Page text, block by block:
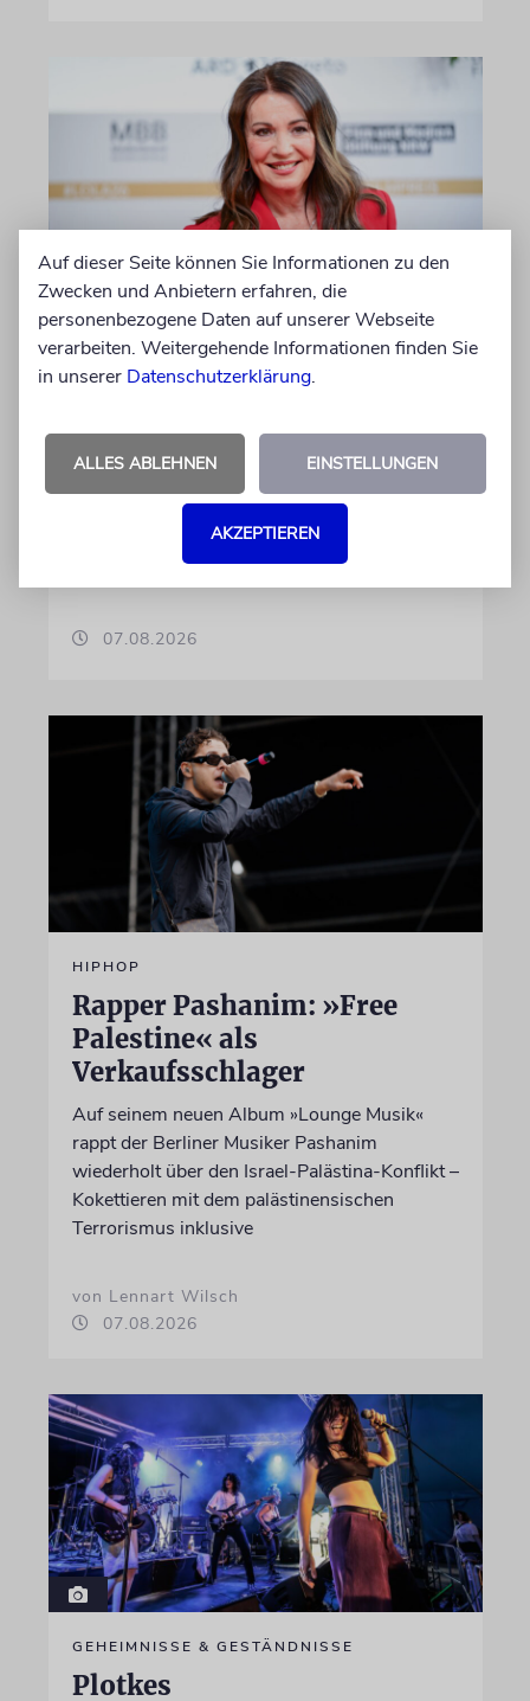
BERLIN
Einsatz gegen Judenhass:
Iris Berben erhält Deutschen
Die Schauspielerin steht nicht nur vor der
Kamera, sondern engagiert sich auch
ehrenamtlich. Der Deutsche Kulturrat würdigt
diese Leistung mit einem Preis. Igor Levit ist
07.08.2026
HIPHOP
Rapper Pashanim: »Free
Palestine« als
Verkaufsschlager
Auf seinem neuen Album »Lounge Musik«
rappt der Berliner Musiker Pashanim
wiederholt über den Israel-Palästina-Konflikt –
Kokettieren mit dem palästinensischen
Terrorismus inklusive
von Lennart Wilsch
07.08.2026
GEHEIMNISSE & GESTÄNDNISSE
Plotkes
Auf dieser Seite können Sie Informationen zu den
Zwecken und Anbietern erfahren, die
personenbezogene Daten auf unserer Webseite
verarbeiten. Weitergehende Informationen finden Sie
in unserer Datenschutzerklärung.
ALLES ABLEHNEN EINSTELLUNGEN
AKZEPTIEREN